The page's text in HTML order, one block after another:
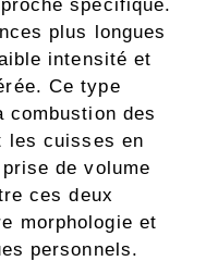
spécifique.
plus longues
intensité et
Ce type
combustion des
les cuisses en
de volume
ces deux
morphologie et
personnels.